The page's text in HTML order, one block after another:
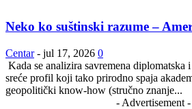
Neko ko suštinski razume –
Centar - jul 17, 2026 0
Kada se analizira savremena diplomatska
sreće profil koji tako prirodno spaja
geopolitički know-how (stručno znanje...
- Advertisement -